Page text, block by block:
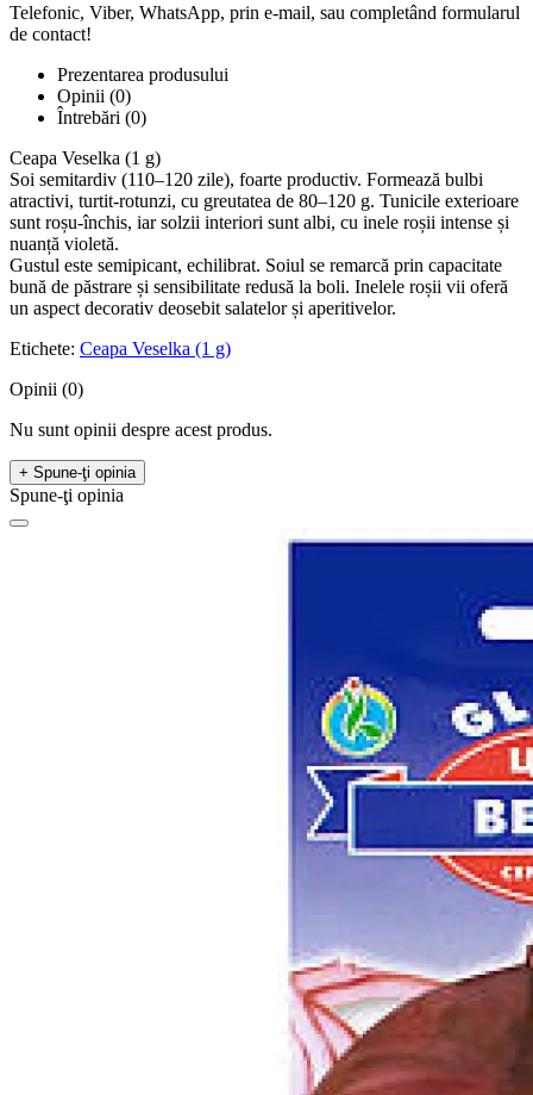
Telefonic, Viber, WhatsApp, prin e-mail, sau completând formularul
de contact!
Prezentarea produsului
Opinii (0)
Întrebări (0)
Ceapa Veselka (1 g)
Soi semitardiv (110–120 zile), foarte productiv. Formează bulbi
atractivi, turtit-rotunzi, cu greutatea de 80–120 g. Tunicile exterioare
sunt roșu-închis, iar solzii interiori sunt albi, cu inele roșii intense și
nuanță violetă.
Gustul este semipicant, echilibrat. Soiul se remarcă prin capacitate
bună de păstrare și sensibilitate redusă la boli. Inelele roșii vii oferă
un aspect decorativ deosebit salatelor și aperitivelor.
Etichete: Ceapa Veselka (1 g)
Opinii (0)
Nu sunt opinii despre acest produs.
+ Spune-ţi opinia
Spune-ţi opinia